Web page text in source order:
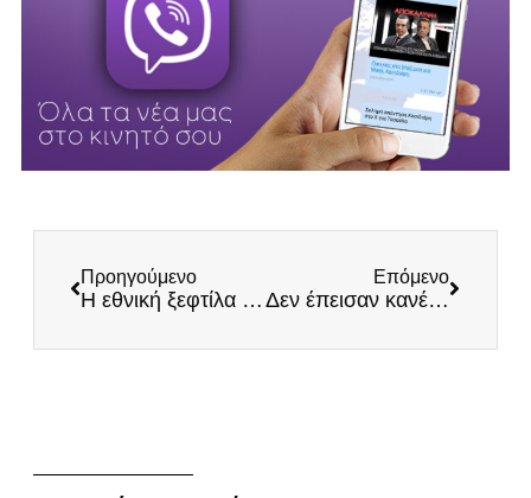
Προηγούμενο
Η εθνική ξεφτίλα συνεχίζεται: Ο Γεραπετρίτης νομιμοποίησε τους τζιχαντιστές της Άγκυρας
Επόμενο
Δεν έπεισαν κανένα οι διευκρινίσεις της Interstar – Aμείλικτα ερωτήματα ζητούν απαντήσεις